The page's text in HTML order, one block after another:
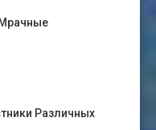
Различных